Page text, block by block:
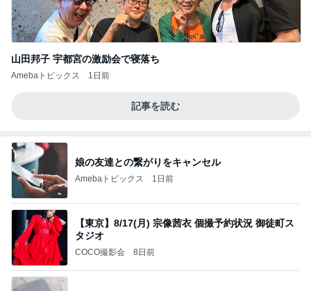
山田邦子 宇都宮の激励会で寝落ち
Amebaトピックス 1日前
記事を読む
娘の友達との繋がりをキャンセル
Amebaトピックス 1日前
【東京】8/17(月) 宗像茜衣 個撮予約状況 御徒町ス
タジオ
COCO撮影会 8日前